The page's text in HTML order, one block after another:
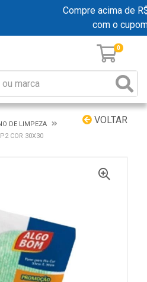
Compre acima de
com o
0
VOLTAR
DE LIMPEZA
COR 30X30